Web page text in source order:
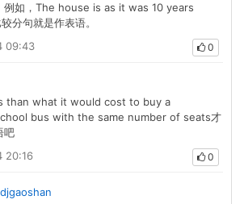
例如，The house is as it was 10 years
分句就是作表语。
09:43
0
than what it would cost to buy a
bus with the same number of seats才
吧
20:16
0
djgaoshan